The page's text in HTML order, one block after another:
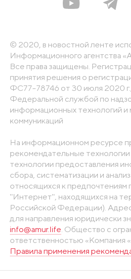
© 2020, в новостной ленте
Информационного агентства
Все права защищены.
принятия решения о
ФС77-78746 от 30 июля 2020
Федеральной службой по
информационных технологий и
коммуникаций
На информационном ресурсе
рекомендательные
технологии предоставления
сбора, систематизации и
относящихся к предпочтениям
"Интернет", находящихся на
Российской Федерации).
для направления юридически
info@amur.life . Общество с
ответственностью «Компания
Правила применения